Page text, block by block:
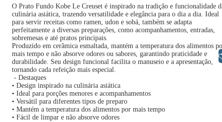
O Prato Fundo Kobe Le Creuset é inspirado na tradição e funcionalidade
culinária asiática, trazendo versatilidade e elegância para o dia a dia. Ideal
para servir receitas como ramen, udon e sobá, também se adapta
perfeitamente a diversas preparações, como acompanhamentos, entradas,
sobremesas e até pratos principais.
Produzido em cerâmica esmaltada, mantém a temperatura dos alimentos
mais tempo e não absorve odores ou sabores, garantindo praticidade e
durabilidade. Seu design funcional facilita o manuseio e a apresentação,
tornando cada refeição mais especial.
- Destaques
• Design inspirado na culinária asiática
• Ideal para porções menores e acompanhamentos
• Versátil para diferentes tipos de preparo
• Mantém a temperatura dos alimentos por mais tempo
• Fácil de limpar e não absorve odores
Libras